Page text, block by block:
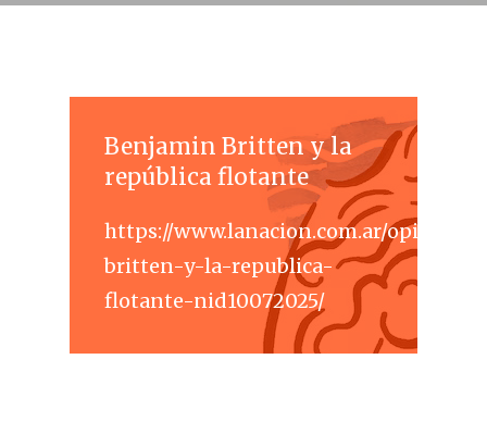
Benjamin Britten y la
república flotante
https://www.lanacion.com.ar/opinion/
britten-y-la-republica-
flotante-nid10072025/